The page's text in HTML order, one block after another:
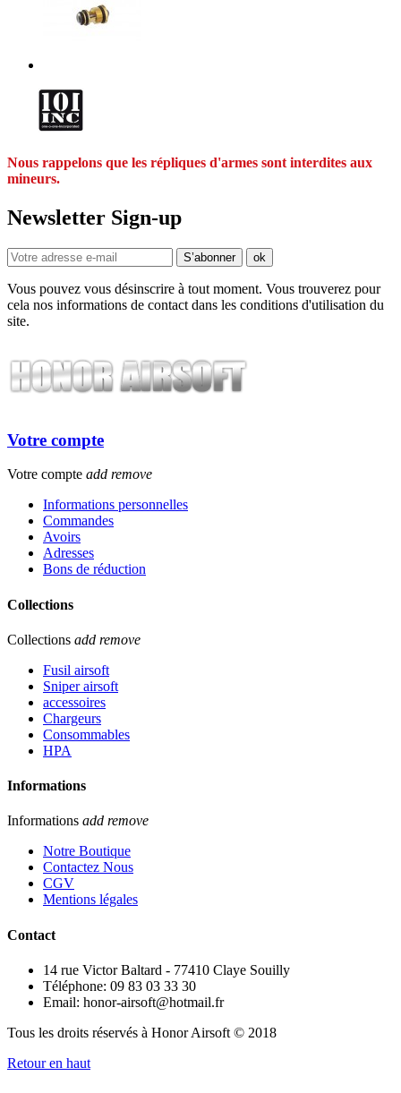
Nous rappelons que les répliques d'armes sont interdites aux
mineurs.
Newsletter Sign-up
Vous pouvez vous désinscrire à tout moment. Vous trouverez pour
cela nos informations de contact dans les conditions d'utilisation du
site.
Votre compte
Votre compte add remove
Informations personnelles
Commandes
Avoirs
Adresses
Bons de réduction
Collections
Collections add remove
Fusil airsoft
Sniper airsoft
accessoires
Chargeurs
Consommables
HPA
Informations
Informations add remove
Notre Boutique
Contactez Nous
CGV
Mentions légales
Contact
14 rue Victor Baltard - 77410 Claye Souilly
Téléphone: 09 83 03 33 30
Email: honor-airsoft@hotmail.fr
Tous les droits réservés à Honor Airsoft © 2018
Retour en haut